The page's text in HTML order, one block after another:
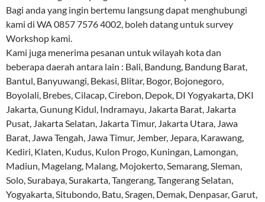
Bagi anda yang ingin bertemu langsung dapat menghubungi
kami di WA 0857 7576 4002, boleh datang untuk survey
Workshop kami.
Kami juga menerima pesanan untuk wilayah kota dan
beberapa daerah antara lain : Bali, Bandung, Bandung Barat,
Bantul, Banyuwangi, Bekasi, Blitar, Bogor, Bojonegoro,
Boyolali, Brebes, Cilacap, Cirebon, Depok, DI Yogyakarta, DKI
Jakarta, Gunung Kidul, Indramayu, Jakarta Barat, Jakarta
Pusat, Jakarta Selatan, Jakarta Timur, Jakarta Utara, Jawa
Barat, Jawa Tengah, Jawa Timur, Jember, Jepara, Karawang,
Kediri, Klaten, Kudus, Kulon Progo, Kuningan, Lamongan,
Madiun, Magelang, Malang, Mojokerto, Semarang, Sleman,
Solo, Surabaya, Surakarta, Tangerang, Tangerang Selatan,
Yogyakarta, Situbondo, Batu, Sragen, Demak, Denpasar, Garut,